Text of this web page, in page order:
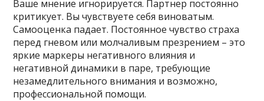
Ваше мнение игнорируется. Партнер постоянно
критикует. Вы чувствуете себя виноватым.
Самооценка падает. Постоянное чувство страха
перед гневом или молчаливым презрением – это
яркие маркеры негативного влияния и
негативной динамики в паре, требующие
незамедлительного внимания и возможно,
профессиональной помощи.